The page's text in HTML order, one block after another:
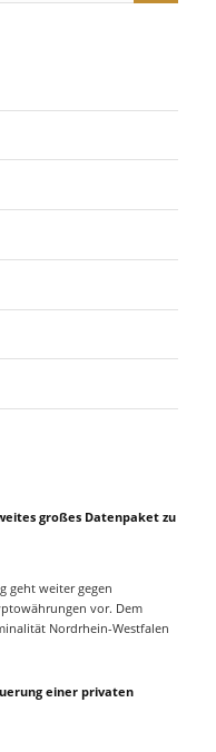
großes Datenpaket zu
geht weiter gegen
vor. Dem
Nordrhein-Westfalen
einer privaten